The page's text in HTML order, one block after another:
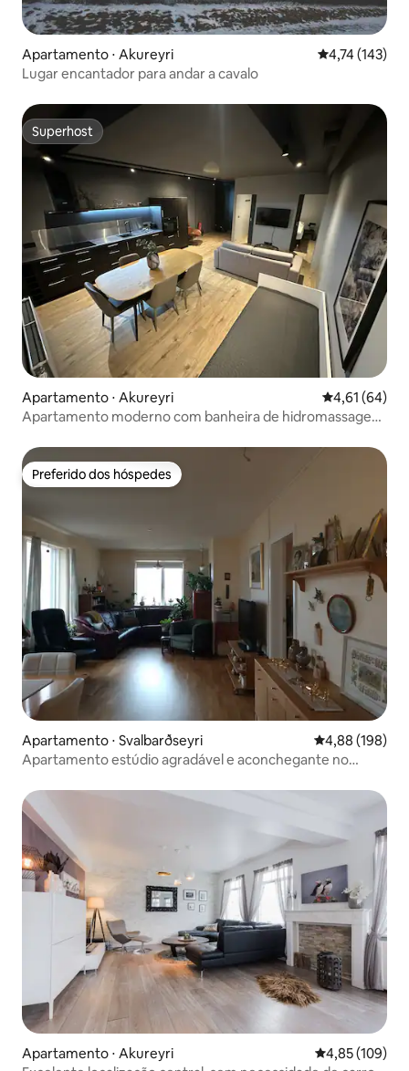
Apartamento ⋅ Akureyri 4,74 de uma
4,74 (143)
Lugar encantador para andar a cavalo
Superhost
Superhost
Apartamento ⋅ Akureyri 4,61 de uma
4,61 (64)
Apartamento moderno com banheira de hidromassagem
Preferido dos hóspedes
Preferido dos hóspedes
Apartamento ⋅ Svalbarðseyri 4,88 de uma
4,88 (198)
Apartamento estúdio agradável e aconchegante no
Apartamento ⋅ Akureyri 4,85 de uma
4,85 (109)